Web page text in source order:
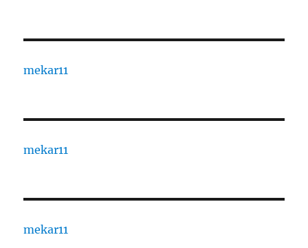
mekar11
mekar11
mekar11